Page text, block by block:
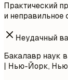
Практический
и неправильное
Неудачный
Бакалавр наук
| Нью-Йорк,